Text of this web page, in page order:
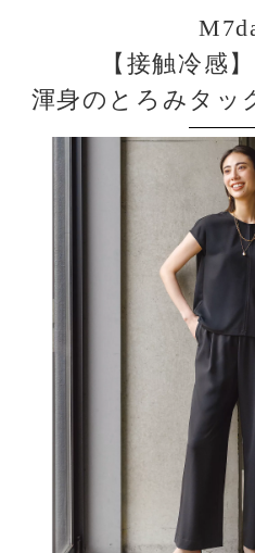
【接触冷感
渾身のとろみタッ